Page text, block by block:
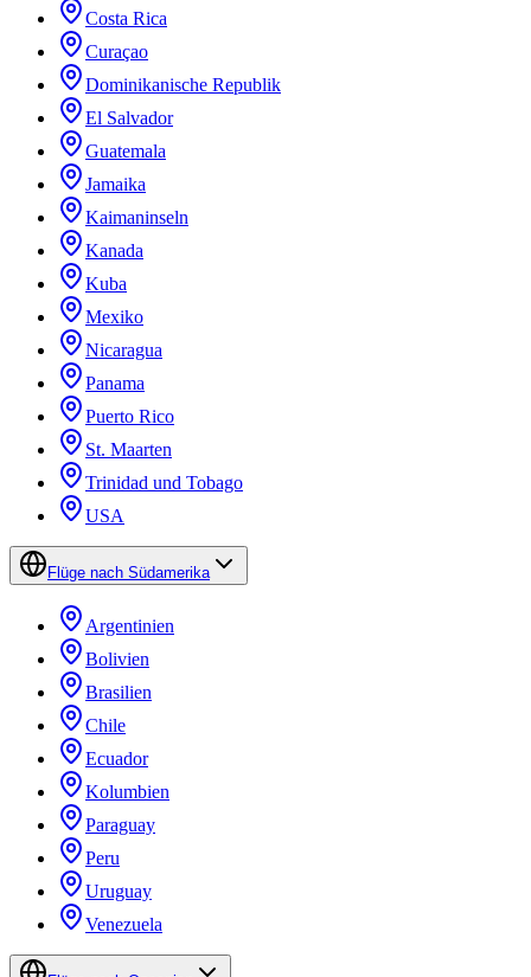
Costa Rica
Curaçao
Dominikanische Republik
El Salvador
Guatemala
Jamaika
Kaimaninseln
Kanada
Kuba
Mexiko
Nicaragua
Panama
Puerto Rico
St. Maarten
Trinidad und Tobago
USA
Flüge nach Südamerika
Argentinien
Bolivien
Brasilien
Chile
Ecuador
Kolumbien
Paraguay
Peru
Uruguay
Venezuela